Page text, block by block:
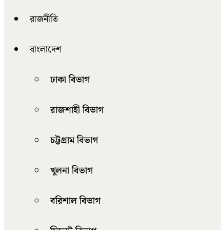
রাজনীতি
বাংলাদেশ
ঢাকা বিভাগ
রাজশাহী বিভাগ
চট্টগ্রাম বিভাগ
খুলনা বিভাগ
বরিশাল বিভাগ